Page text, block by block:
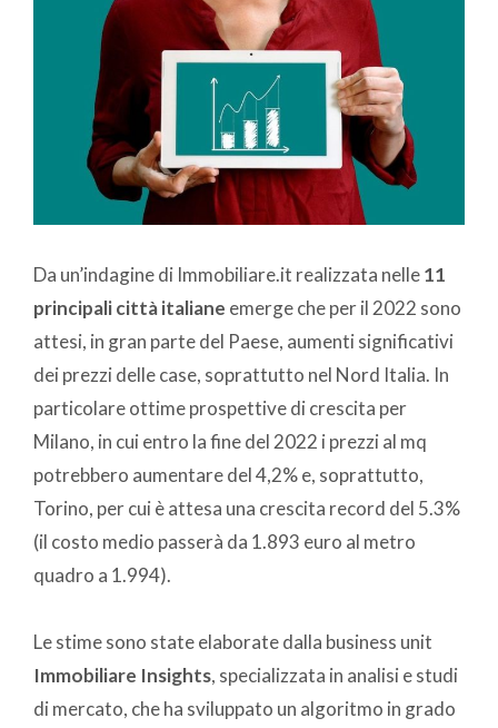
Da un’indagine di Immobiliare.it realizzata nelle11
principali città italiane emerge che per il 2022 sono
attesi, in gran parte del Paese, aumenti significativi
dei prezzi delle case, soprattutto nel Nord Italia. In
particolare ottime prospettive di crescita per
Milano, in cui entro la fine del 2022 i prezzi al mq
potrebbero aumentare del 4,2% e, soprattutto,
Torino, per cui è attesa una crescita record del 5.3%
(il costo medio passerà da 1.893 euro al metro
quadro a 1.994).
Le stime sono state elaborate dalla business unit
Immobiliare Insights, specializzata in analisi e studi
di mercato, che ha sviluppato un algoritmo in grado